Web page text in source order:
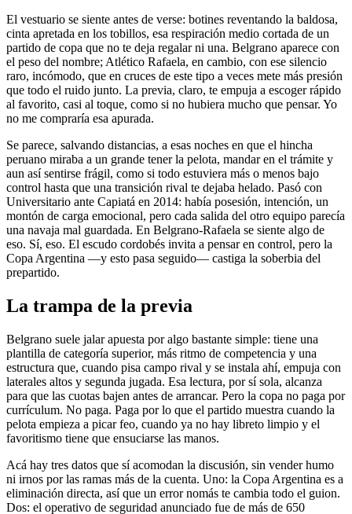
El vestuario se siente antes de verse: botines reventando la baldosa,
cinta apretada en los tobillos, esa respiración medio cortada de un
partido de copa que no te deja regalar ni una. Belgrano aparece con
el peso del nombre; Atlético Rafaela, en cambio, con ese silencio
raro, incómodo, que en cruces de este tipo a veces mete más presión
que todo el ruido junto. La previa, claro, te empuja a escoger rápido
al favorito, casi al toque, como si no hubiera mucho que pensar. Yo
no me compraría esa apurada.
Se parece, salvando distancias, a esas noches en que el hincha
peruano miraba a un grande tener la pelota, mandar en el trámite y
aun así sentirse frágil, como si todo estuviera más o menos bajo
control hasta que una transición rival te dejaba helado. Pasó con
Universitario ante Capiatá en 2014: había posesión, intención, un
montón de carga emocional, pero cada salida del otro equipo parecía
una navaja mal guardada. En Belgrano-Rafaela se siente algo de
eso. Sí, eso. El escudo cordobés invita a pensar en control, pero la
Copa Argentina —y esto pasa seguido— castiga la soberbia del
prepartido.
La trampa de la previa
Belgrano suele jalar apuesta por algo bastante simple: tiene una
plantilla de categoría superior, más ritmo de competencia y una
estructura que, cuando pisa campo rival y se instala ahí, empuja con
laterales altos y segunda jugada. Esa lectura, por sí sola, alcanza
para que las cuotas bajen antes de arrancar. Pero la copa no paga por
currículum. No paga. Paga por lo que el partido muestra cuando la
pelota empieza a picar feo, cuando ya no hay libreto limpio y el
favoritismo tiene que ensuciarse las manos.
Acá hay tres datos que sí acomodan la discusión, sin vender humo
ni irnos por las ramas más de la cuenta. Uno: la Copa Argentina es a
eliminación directa, así que un error nomás te cambia todo el guion.
Dos: el operativo de seguridad anunciado fue de más de 650